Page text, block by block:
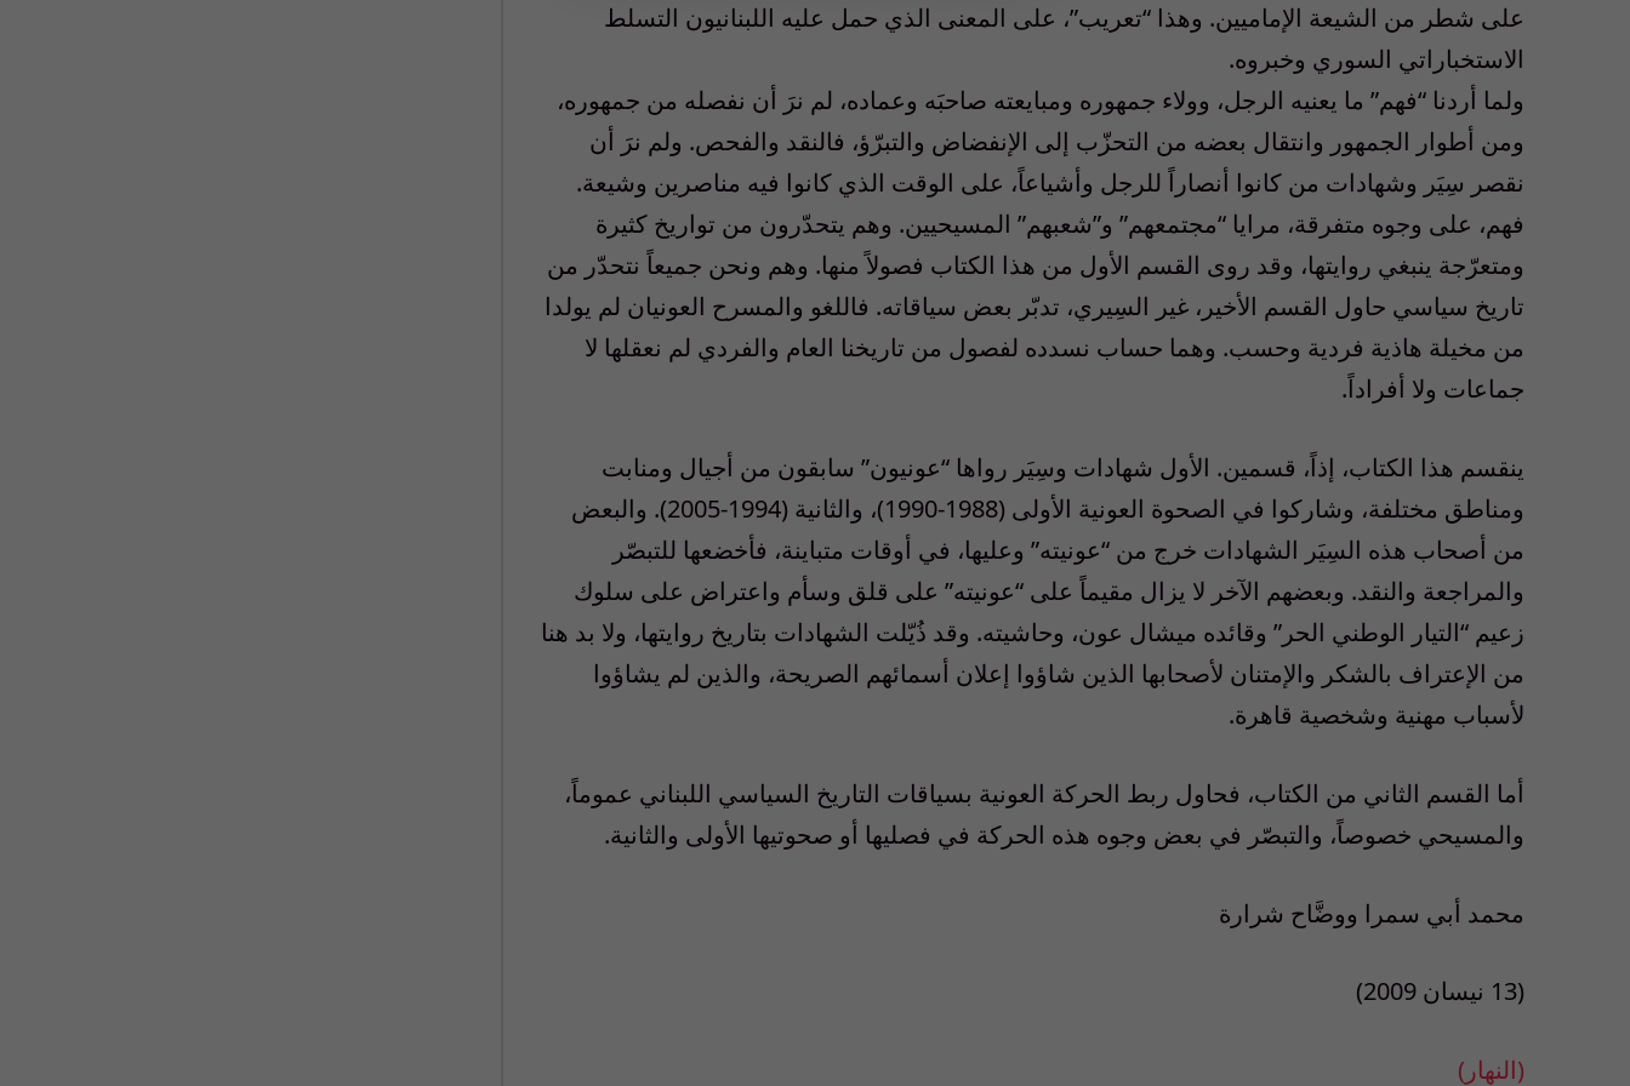
على شطر من الشيعة الإماميين. وهذا “تعريب”، على المعنى الذي حمل عليه اللبنانيون التسلط
الاستخباراتي السوري وخبروه.
ولما أردنا “فهم” ما يعنيه الرجل، وولاء جمهوره ومبايعته صاحبَه وعماده، لم نرَ أن نفصله من جمهوره،
ومن أطوار الجمهور وانتقال بعضه من التحزّب إلى الإنفضاض والتبرّؤ، فالنقد والفحص. ولم نرَ أن
نقصر سِيَر وشهادات من كانوا أنصاراً للرجل وأشياعاً، على الوقت الذي كانوا فيه مناصرين وشيعة.
فهم، على وجوه متفرقة، مرايا “مجتمعهم” و”شعبهم” المسيحيين. وهم يتحدّرون من تواريخ كثيرة
ومتعرّجة ينبغي روايتها، وقد روى القسم الأول من هذا الكتاب فصولاً منها. وهم ونحن جميعاً نتحدّر من
تاريخ سياسي حاول القسم الأخير، غير السِيري، تدبّر بعض سياقاته. فاللغو والمسرح العونيان لم يولدا
من مخيلة هاذية فردية وحسب. وهما حساب نسدده لفصول من تاريخنا العام والفردي لم نعقلها لا
جماعات ولا أفراداً.
ينقسم هذا الكتاب، إذاً، قسمين. الأول شهادات وسِيَر رواها “عونيون” سابقون من أجيال ومنابت
ومناطق مختلفة، وشاركوا في الصحوة العونية الأولى (1988-1990)، والثانية (1994-2005). والبعض
من أصحاب هذه السِيَر الشهادات خرج من “عونيته” وعليها، في أوقات متباينة، فأخضعها للتبصّر
والمراجعة والنقد. وبعضهم الآخر لا يزال مقيماً على “عونيته” على قلق وسأم واعتراض على سلوك
زعيم “التيار الوطني الحر” وقائده ميشال عون، وحاشيته. وقد ذُيّلت الشهادات بتاريخ روايتها، ولا بد هنا
من الإعتراف بالشكر والإمتنان لأصحابها الذين شاؤوا إعلان أسمائهم الصريحة، والذين لم يشاؤوا
لأسباب مهنية وشخصية قاهرة.
أما القسم الثاني من الكتاب، فحاول ربط الحركة العونية بسياقات التاريخ السياسي اللبناني عموماً،
والمسيحي خصوصاً، والتبصّر في بعض وجوه هذه الحركة في فصليها أو صحوتيها الأولى والثانية.
محمد أبي سمرا ووضَّاح شرارة
(13 نيسان 2009)
(النهار)